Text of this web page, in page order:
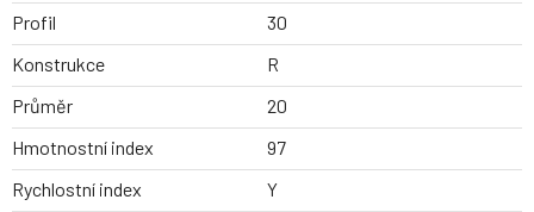
Profil
30
Konstrukce
R
Průměr
20
Hmotnostní index
97
Rychlostní index
Y